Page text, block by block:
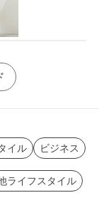
イル ビジネス
ライフスタイル